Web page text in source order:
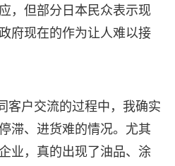
，但部分日本民众表示现
府现在的作为让人难以接
客户交流的过程中，我确实
滞、进货难的情况。尤其
业，真的出现了油品、涂